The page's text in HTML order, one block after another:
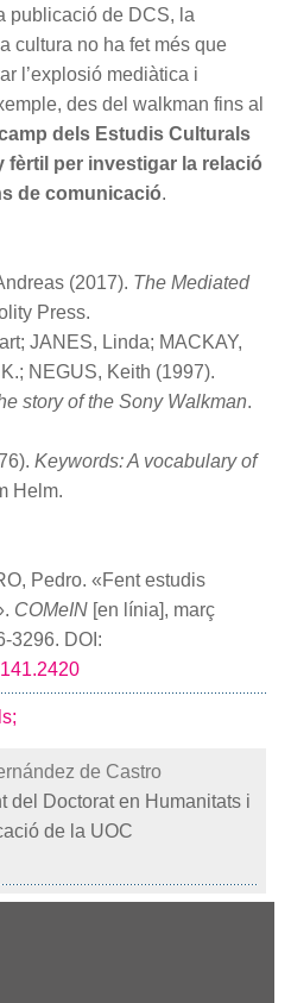
publicació de DCS, la
cultura no ha fet més que
l’explosió mediàtica i
des del walkman fins al
dels Estudis Culturals
per investigar la relació
de comunicació.
(2017). The Mediated
Press.
JANES, Linda; MACKAY,
NEGUS, Keith (1997).
story of the Sony Walkman.
Keywords: A vocabulary of
Helm.
Pedro. «Fent estudis
COMeIN [en línia], març
3296. DOI:
de Castro
del Doctorat en Humanitats i
de la UOC